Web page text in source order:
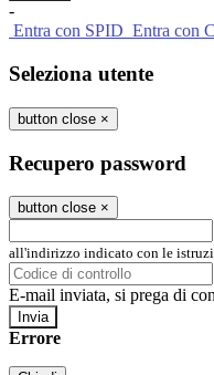
-
Entra con SPID Entra con
Seleziona utente
button close ×
Recupero password
button close ×
all'indirizzo indicato con le
E-mail inviata, si prega di
Errore